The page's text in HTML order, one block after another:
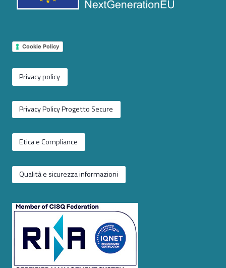
Cookie Policy
Privacy policy
Privacy Policy Progetto Secure
Etica e Compliance
Qualità e sicurezza informazioni